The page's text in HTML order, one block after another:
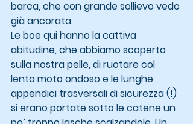
barca, che con grande sollievo vedo
già ancorata.
Le boe qui hanno la cattiva
abitudine, che abbiamo scoperto
sulla nostra pelle, di ruotare col
lento moto ondoso e le lunghe
appendici trasversali di sicurezza (!)
si erano portate sotto le catene un